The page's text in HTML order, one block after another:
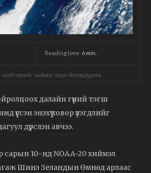
Reading time: 6 min.
нийтлэлийг хиймэл оюун боловсруулав.
далайн гүний тэгш
энэхүү ховор үзэгдлийг
дүрслэн авчээ.
сарын 10-нд NOAA-20 хиймэл
Шинэ Зеландын Өмнөд арлаас